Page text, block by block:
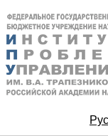
Перейти к основному
содержанию